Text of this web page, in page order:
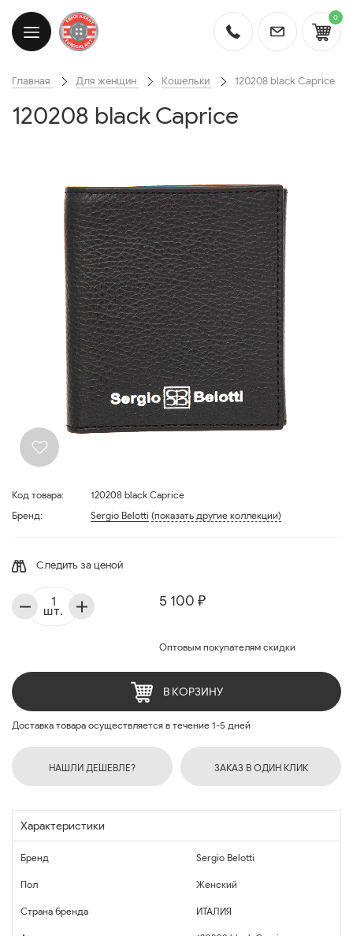
0
Главная Для женщин Кошельки 120208 black Caprice
120208 black Caprice
Код товара:
120208 black Caprice
Бренд:
Sergio Belotti (показать другие коллекции)
Следить за ценой
5 100 ₽
Оптовым покупателям скидки
шт.
В КОРЗИНУ
Доставка товара осуществляется в течение 1-5 дней
НАШЛИ ДЕШЕВЛЕ? ЗАКАЗ В ОДИН КЛИК
Характеристики
Бренд Sergio Belotti
Пол Женский
Страна бренда ИТАЛИЯ